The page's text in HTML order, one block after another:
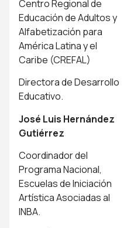
Centro Regional de
Educación de Adultos y
Alfabetización para
América Latina y el
Caribe (CREFAL)
Directora de Desarrollo
Educativo.
José Luis Hernández
Gutiérrez
Coordinador del
Programa Nacional,
Escuelas de Iniciación
Artística Asociadas al
INBA.